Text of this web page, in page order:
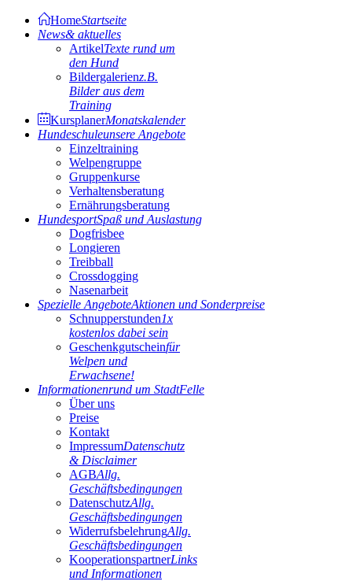
HomeStartseite
News& aktuelles
ArtikelTexte rund um
den Hund
Bildergalerienz.B.
Bilder aus dem
Training
KursplanerMonatskalender
Hundeschuleunsere Angebote
Einzeltraining
Welpengruppe
Gruppenkurse
Verhaltensberatung
Ernährungsberatung
HundesportSpaß und Auslastung
Dogfrisbee
Longieren
Treibball
Crossdogging
Nasenarbeit
Spezielle AngeboteAktionen und Sonderpreise
Schnupperstunden1x
kostenlos dabei sein
Geschenkgutscheinfür
Welpen und
Erwachsene!
Informationenrund um StadtFelle
Über uns
Preise
Kontakt
ImpressumDatenschutz
& Disclaimer
AGBAllg.
Geschäftsbedingungen
DatenschutzAllg.
Geschäftsbedingungen
WiderrufsbelehrungAllg.
Geschäftsbedingungen
KooperationspartnerLinks
und Informationen